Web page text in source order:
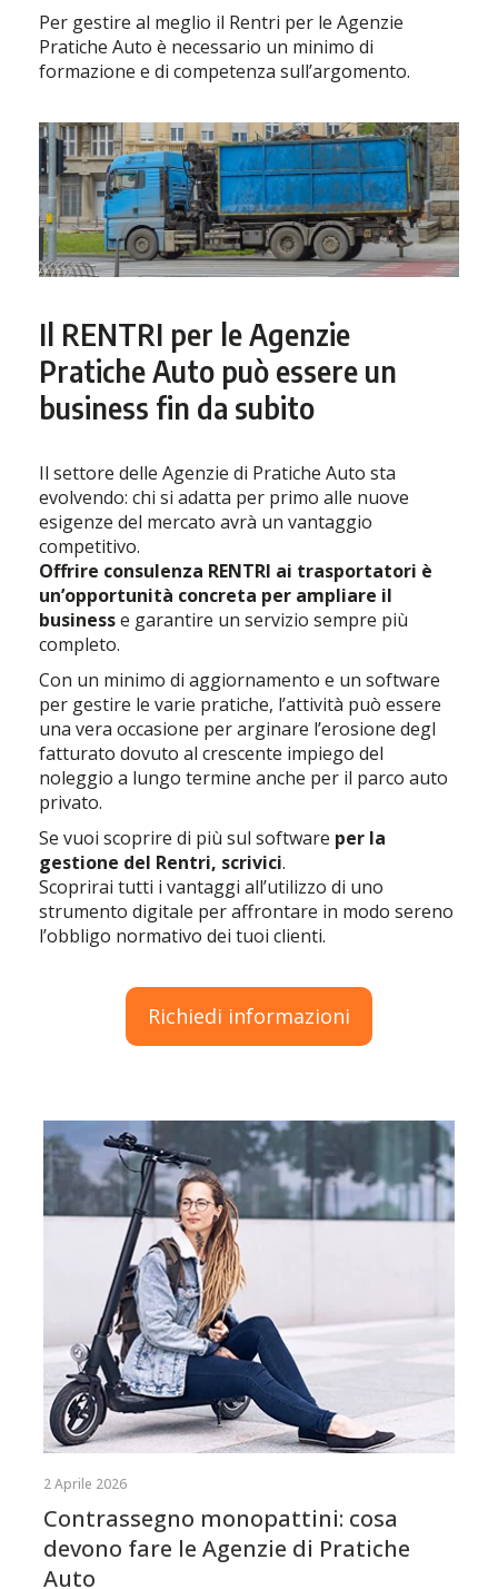
Per gestire al meglio il Rentri per le Agenzie
Pratiche Auto è necessario un minimo di
formazione e di competenza sull’argomento.
Il RENTRI per le Agenzie
Pratiche Auto può essere un
business fin da subito
Il settore delle Agenzie di Pratiche Auto sta
evolvendo: chi si adatta per primo alle nuove
esigenze del mercato avrà un vantaggio
competitivo.
Offrire consulenza RENTRI ai trasportatori è
un’opportunità concreta per ampliare il
businesse garantire un servizio sempre più
completo.
Con un minimo di aggiornamento e un software
per gestire le varie pratiche, l’attività può essere
una vera occasione per arginare l’erosione degl
fatturato dovuto al crescente impiego del
noleggio a lungo termine anche per il parco auto
privato.
Se vuoi scoprire di più sul software per la
gestione del Rentri, scrivici.
Scoprirai tutti i vantaggi all’utilizzo di uno
strumento digitale per affrontare in modo sereno
l’obbligo normativo dei tuoi clienti.
Richiedi informazioni
2 Aprile 2026
Contrassegno monopattini: cosa
devono fare le Agenzie di Pratiche
Auto